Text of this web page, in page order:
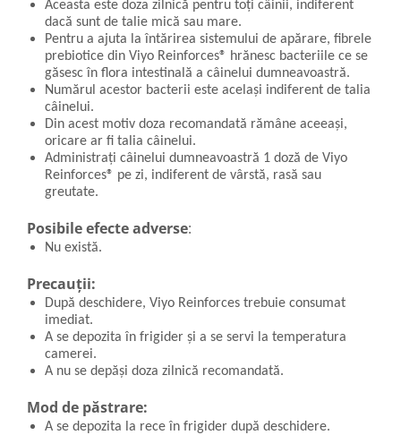
Aceasta este doza zilnică pentru toți câinii, indiferent
dacă sunt de talie mică sau mare.
Pentru a ajuta la întărirea sistemului de apărare, fibrele
prebiotice din Viyo Reinforces® hrănesc bacteriile ce se
găsesc în flora intestinală a câinelui dumneavoastră.
Numărul acestor bacterii este același indiferent de talia
câinelui.
Din acest motiv doza recomandată rămâne aceeași,
oricare ar fi talia câinelui.
Administrați câinelui dumneavoastră 1 doză de Viyo
Reinforces® pe zi, indiferent de vârstă, rasă sau
greutate.
Posibile efecte adverse:
Nu există.
Precauții:
După deschidere, Viyo Reinforces trebuie consumat
imediat.
A se depozita în frigider şi a se servi la temperatura
camerei.
A nu se depăși doza zilnică recomandată.
Mod de păstrare:
A se depozita la rece în frigider după deschidere.